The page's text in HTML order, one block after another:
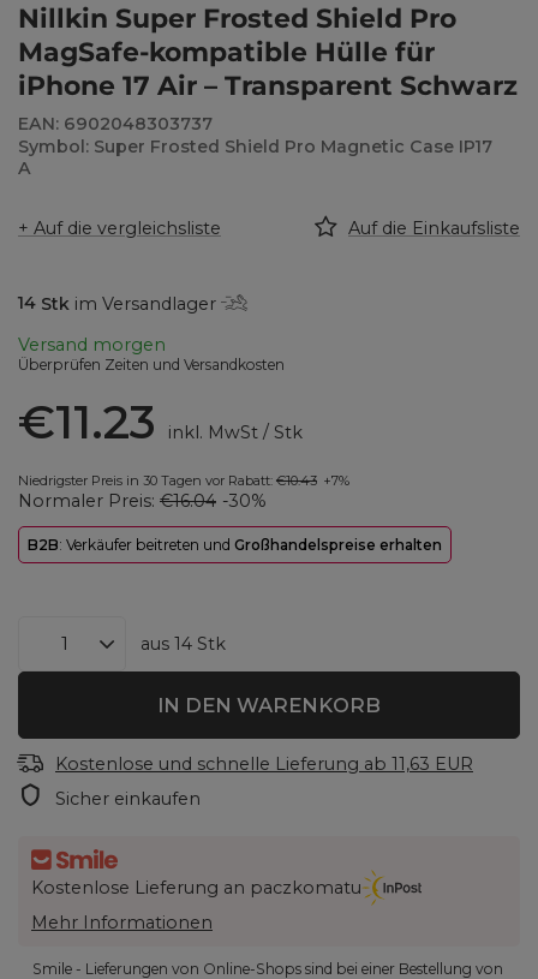
Nillkin Super Frosted Shield Pro
MagSafe-kompatible Hülle für
iPhone 17 Air – Transparent Schwarz
EAN: 6902048303737
Symbol: Super Frosted Shield Pro Magnetic Case IP17
A
+ Auf die vergleichsliste Auf die Einkaufsliste
14 Stk im Versandlager
Versand morgen
Überprüfen Zeiten und Versandkosten
€11.23 inkl. MwSt/ Stk
Niedrigster Preis in 30 Tagen vor Rabatt: €10.43 +7%
Normaler Preis: €16.04 -30%
B2B: Verkäufer beitreten und Großhandelspreise erhalten
aus 14 Stk
IN DEN WARENKORB
Kostenlose und schnelle Lieferung ab 11,63 EUR
Sicher einkaufen
Kostenlose Lieferung an paczkomatu
Mehr Informationen
Smile - Lieferungen von Online-Shops sind bei einer Bestellung von